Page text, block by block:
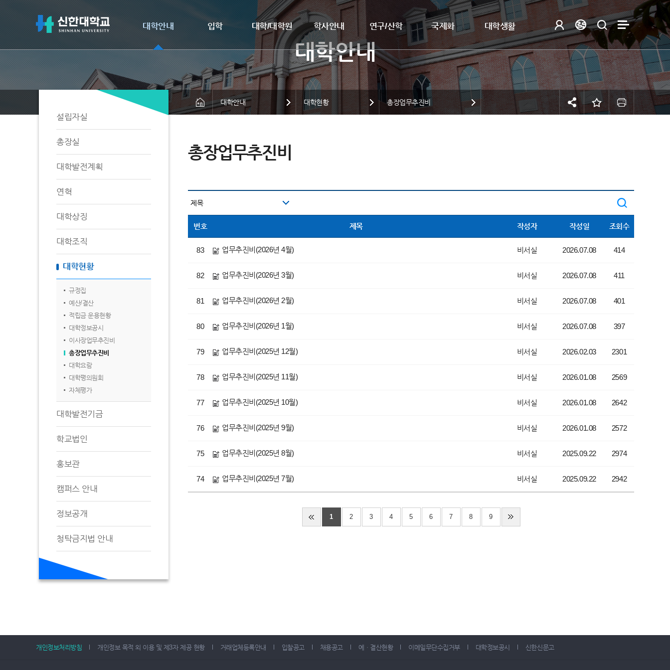
대학안내 입학 대학/대학원 학사안내 연구/산학 국제화 대학생활
설립자실
총장실
대학발전계획
연혁
대학상징
대학조직
대학현황
규정집
예산/결산
적립금 운용현황
대학정보공시
이사장업무추진비
총장업무추진비
대학요람
대학평의원회
자체평가
대학발전기금
학교법인
홍보관
캠퍼스 안내
정보공개
청탁금지법 안내
대학안내 대학현황 총장업무추진비
총장업무추진비
번호 제목 작성자 작성일 조회수
83 업무추진비(2026년 4월) 비서실 2026.07.08 414
82 업무추진비(2026년 3월) 비서실 2026.07.08 411
81 업무추진비(2026년 2월) 비서실 2026.07.08 401
80 업무추진비(2026년 1월) 비서실 2026.07.08 397
79 업무추진비(2025년 12월) 비서실 2026.02.03 2301
78 업무추진비(2025년 11월) 비서실 2026.01.08 2569
77 업무추진비(2025년 10월) 비서실 2026.01.08 2642
76 업무추진비(2025년 9월) 비서실 2026.01.08 2572
75 업무추진비(2025년 8월) 비서실 2025.09.22 2974
74 업무추진비(2025년 7월) 비서실 2025.09.22 2942
1 2 3 4 5 6 7 8 9
개인정보처리방침 개인정보 목적 외 이용 및 제3자 제공 현황 거래업체등록안내 입찰공고 채용공고 예ㆍ결산현황 이메일무단수집거부 대학정보공시 신한신문고